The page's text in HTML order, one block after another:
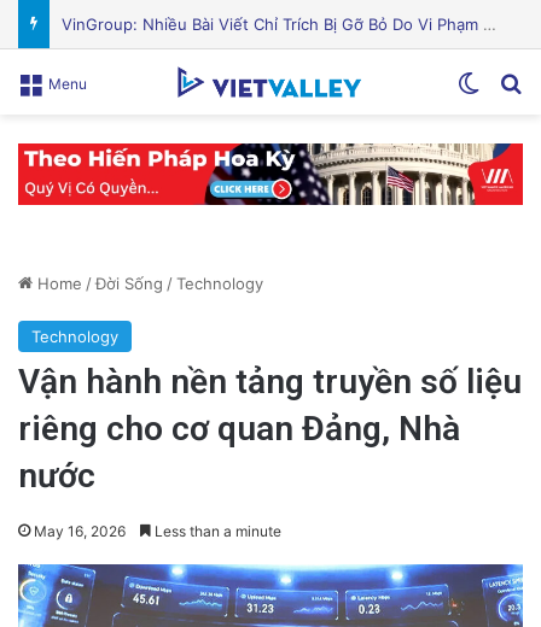
Nguyên Nhân Gây Nổ Tên Lửa Trên Bệ Phóng: Hé Lộ Từ Blue Origin
Menu
Home /Đời Sống /Technology
Technology
Vận hành nền tảng truyền số liệu
riêng cho cơ quan Đảng, Nhà
nước
May 16, 2026 Less than a minute